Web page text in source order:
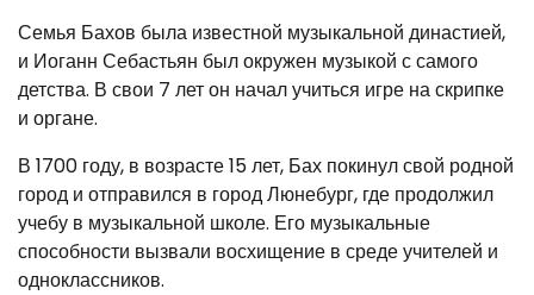
Семья Бахов была известной музыкальной династией,
и Иоганн Себастьян был окружен музыкой с самого
детства. В свои 7 лет он начал учиться игре на скрипке
и органе.
В 1700 году, в возрасте 15 лет, Бах покинул свой родной
город и отправился в город Люнебург, где продолжил
учебу в музыкальной школе. Его музыкальные
способности вызвали восхищение в среде учителей и
одноклассников.